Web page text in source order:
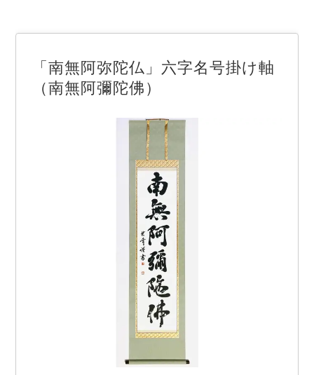
「南無阿弥陀仏」六字名号掛け軸
（南無阿彌陀佛）